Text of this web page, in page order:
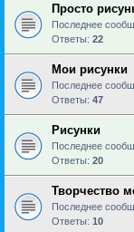
Просто
Последнее
Ответы: 22
Мои рисунки
Последнее
Ответы: 47
Рисунки
Последнее
Ответы: 20
Творчество
Последнее
Ответы: 10